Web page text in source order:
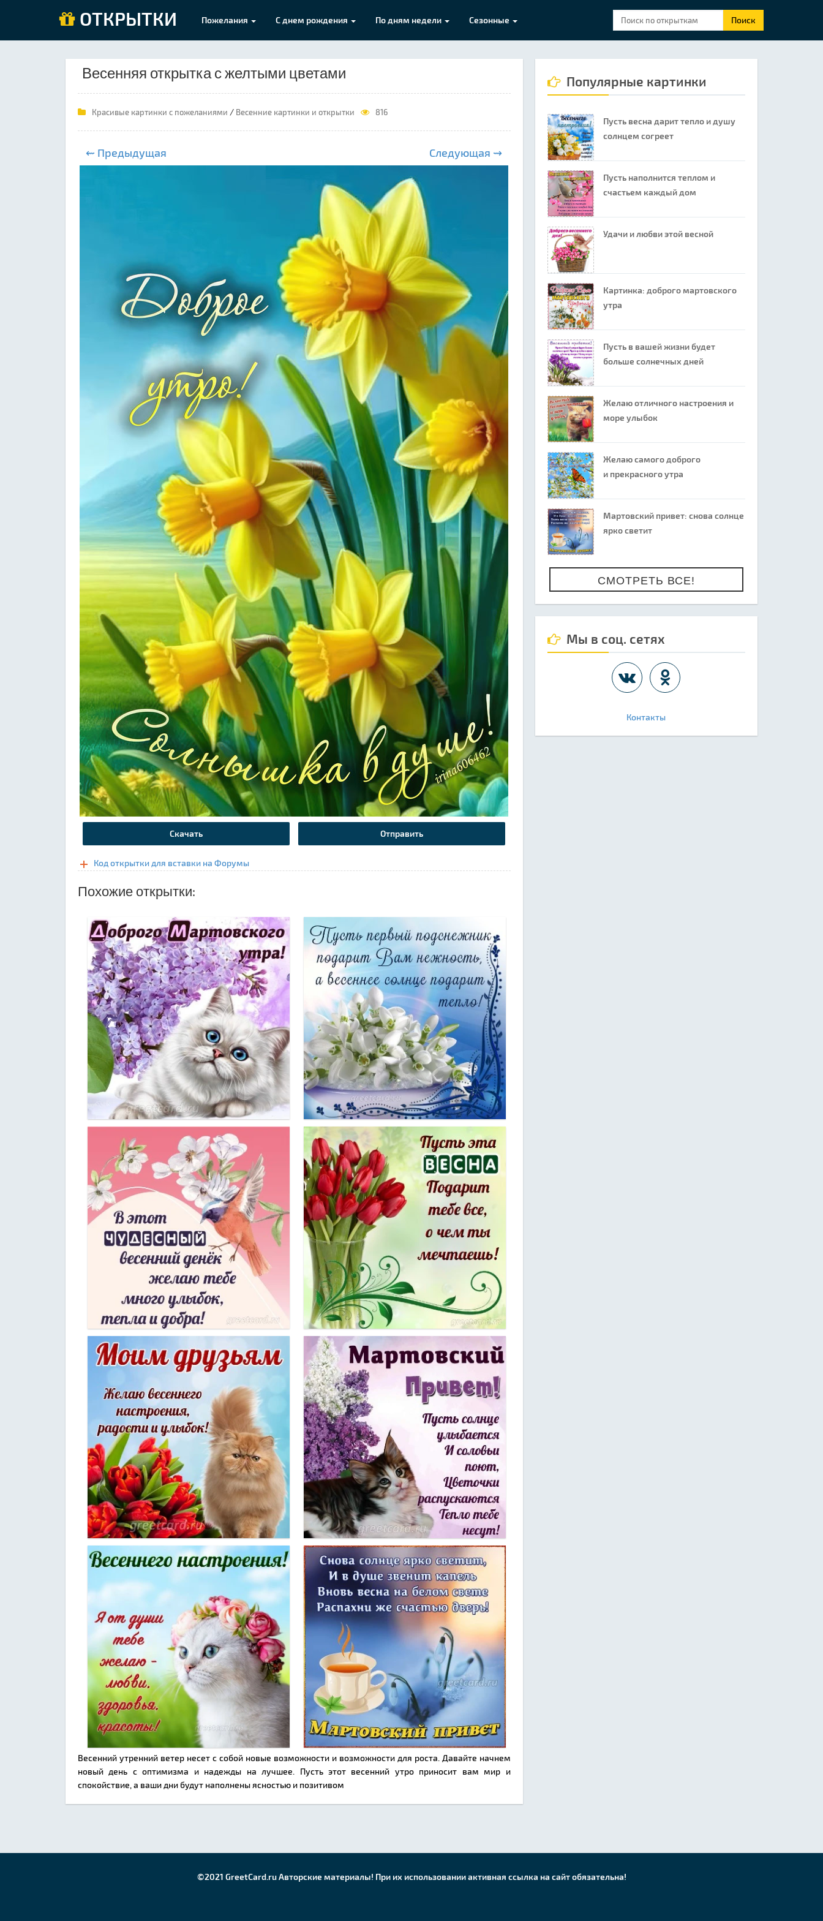
ОТКРЫТКИ Пожелания С днем рождения По дням недели Сезонные Поиск
Весенняя открытка с желтыми цветами
Красивые картинки с пожеланиями / Весенние картинки и открытки 816
⇜ Предыдущая Следующая ⇝
Скачать Отправить
Код открытки для вставки на Форумы
Похожие открытки:
Весенний утренний ветер несет с собой новые возможности и возможности для роста. Давайте начнем
новый день с оптимизма и надежды на лучшее. Пусть этот весенний утро приносит вам мир и
спокойствие, а ваши дни будут наполнены ясностью и позитивом
Популярные картинки
Пусть весна дарит тепло и душу
солнцем согреет
Пусть наполнится теплом и
счастьем каждый дом
Удачи и любви этой весной
Картинка: доброго мартовского
утра
Пусть в вашей жизни будет
больше солнечных дней
Желаю отличного настроения и
море улыбок
Желаю самого доброго
и прекрасного утра
Мартовский привет: снова солнце
ярко светит
СМОТРЕТЬ ВСЕ!
Мы в соц. сетях
Контакты
©2021 GreetCard.ru Авторские материалы! При их использовании активная ссылка на сайт обязательна!